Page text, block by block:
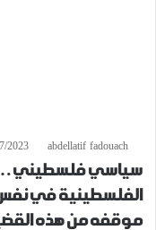
abdellatif fadouach
2023
سياسي فلسطيني…
الفلسطينية في نفس
موقفه من هذه